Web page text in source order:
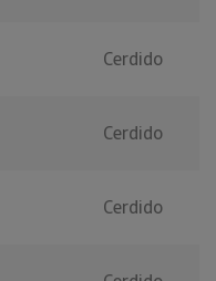
Cerdido
Cerdido
Cerdido